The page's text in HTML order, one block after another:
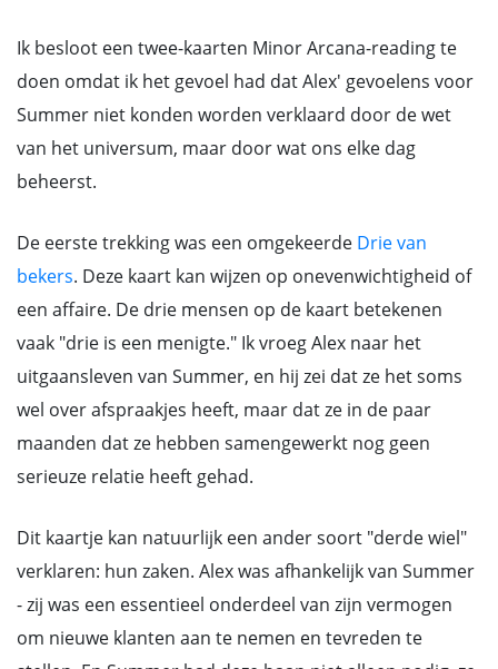
Ik besloot een twee-kaarten Minor Arcana-reading te
doen omdat ik het gevoel had dat Alex' gevoelens voor
Summer niet konden worden verklaard door de wet
van het universum, maar door wat ons elke dag
beheerst.
De eerste trekking was een omgekeerde Drie van
bekers. Deze kaart kan wijzen op onevenwichtigheid of
een affaire. De drie mensen op de kaart betekenen
vaak "drie is een menigte." Ik vroeg Alex naar het
uitgaansleven van Summer, en hij zei dat ze het soms
wel over afspraakjes heeft, maar dat ze in de paar
maanden dat ze hebben samengewerkt nog geen
serieuze relatie heeft gehad.
Dit kaartje kan natuurlijk een ander soort "derde wiel"
verklaren: hun zaken. Alex was afhankelijk van Summer
- zij was een essentieel onderdeel van zijn vermogen
om nieuwe klanten aan te nemen en tevreden te